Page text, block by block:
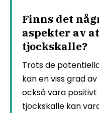
Finns det
aspekter av
tjockskalle?
Trots de
kan en viss grad
också vara positivt
tjockskalle kan